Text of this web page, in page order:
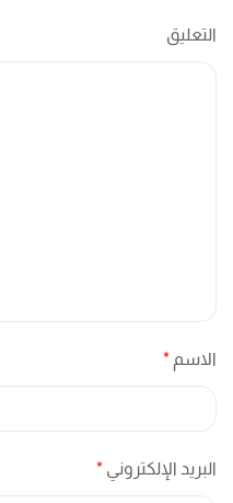
التعليق
الاسم *
البريد الإلكتروني *